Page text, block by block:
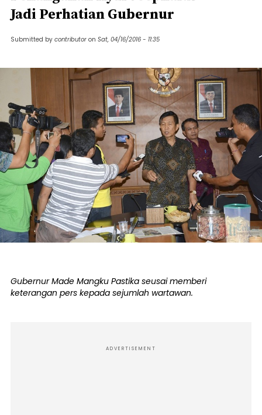
Jadi Perhatian Gubernur
Submitted by contributor on Sat, 04/16/2016 - 11:35
Gubernur Made Mangku Pastika seusai memberi
keterangan pers kepada sejumlah wartawan.
ADVERTISEMENT